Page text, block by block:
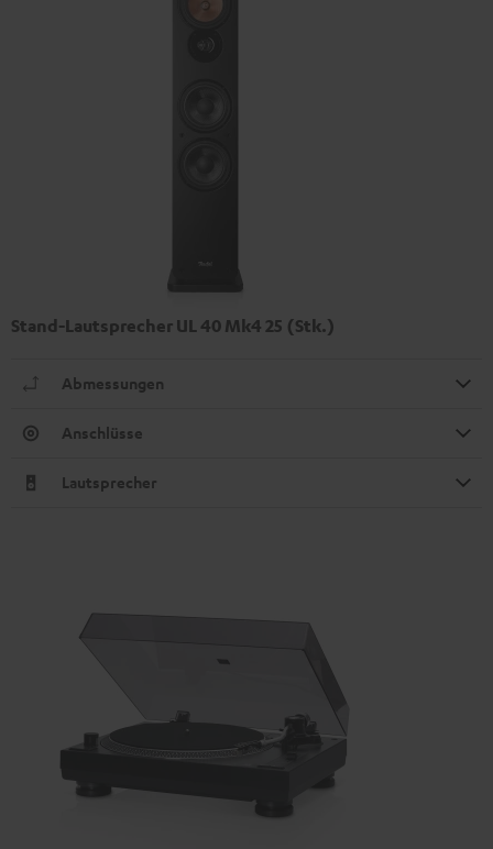
Stand-Lautsprecher UL 40 Mk4 25 (Stk.)
Abmessungen
Anschlüsse
Lautsprecher